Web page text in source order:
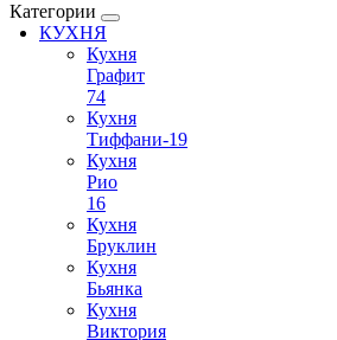
Категории
КУХНЯ
Кухня
Графит
74
Кухня
Тиффани-19
Кухня
Рио
16
Кухня
Бруклин
Кухня
Бьянка
Кухня
Виктория